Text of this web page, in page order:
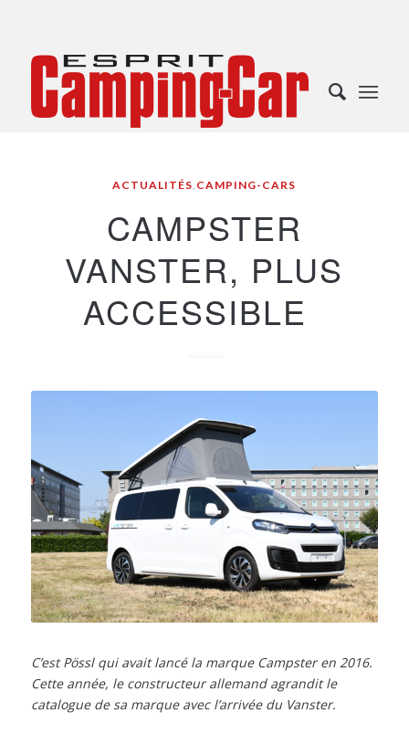
ACTUALITÉS, CAMPING-CARS
CAMPSTER
VANSTER, PLUS
ACCESSIBLE
C’est Pössl qui avait lancé la marque Campster en 2016.
Cette année, le constructeur allemand agrandit le
catalogue de sa marque avec l’arrivée du Vanster.